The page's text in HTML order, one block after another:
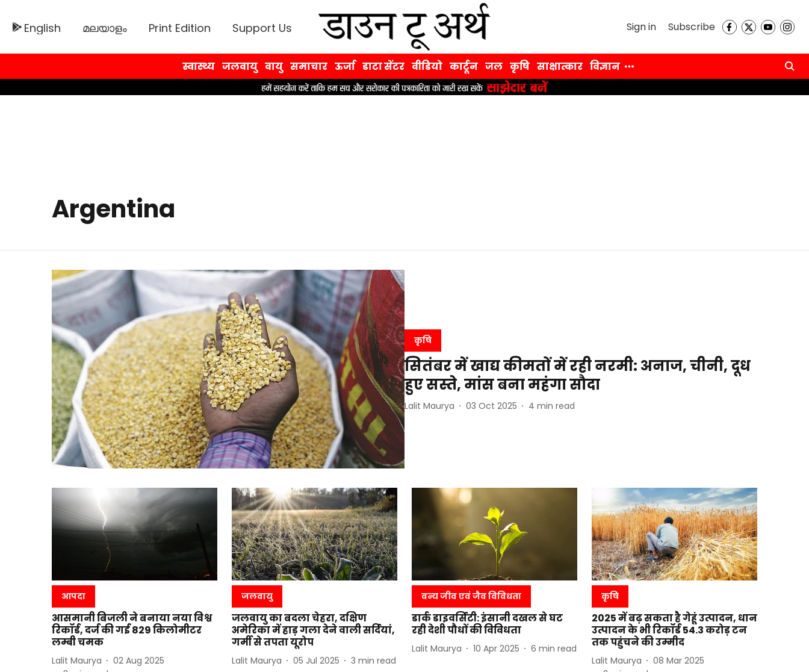
English മലയാളം Print Edition Support Us Sign in Subscribe
स्वास्थ्य जलवायु वायु समाचार ऊर्जा डाटा सेंटर वीडियो कार्टून जल कृषि साक्षात्कार विज्ञान
Argentina
कृषि
सितंबर में खाद्य कीमतों में रही नरमी: अनाज, चीनी, दूध
हुए सस्ते, मांस बना महंगा सौदा
Lalit Maurya 03 Oct 2025 4 min read
आपदा
आसमानी बिजली ने बनाया नया विश्व
रिकॉर्ड, दर्ज की गई 829 किलोमीटर
लम्बी चमक
Lalit Maurya
02 Aug 2025
जलवायु
जलवायु का बदला चेहरा, दक्षिण
अमेरिका में हाड़ गला देने वाली सर्दियां,
गर्मी से तपता यूरोप
Lalit Maurya 05 Jul 2025 3 min read
वन्य जीव एवं जैव विविधता
डार्क डाइवर्सिटी: इंसानी दखल से घट
रही देशी पौधों की विविधता
Lalit Maurya 10 Apr 2025 6 min read
कृषि
2025 में बढ़ सकता है गेहूं उत्पादन, धान
उत्पादन के भी रिकॉर्ड 54.3 करोड़ टन
तक पहुंचने की उम्मीद
Lalit Maurya
08 Mar 2025